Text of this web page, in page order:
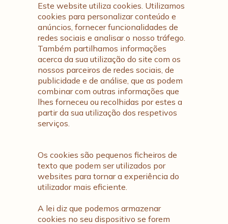
Este website utiliza cookies. Utilizamos
cookies para personalizar conteúdo e
anúncios, fornecer funcionalidades de
redes sociais e analisar o nosso tráfego.
Também partilhamos informações
acerca da sua utilização do site com os
nossos parceiros de redes sociais, de
publicidade e de análise, que as podem
combinar com outras informações que
lhes forneceu ou recolhidas por estes a
partir da sua utilização dos respetivos
serviços.
Os cookies são pequenos ficheiros de
texto que podem ser utilizados por
websites para tornar a experiência do
utilizador mais eficiente.
A lei diz que podemos armazenar
cookies no seu dispositivo se forem